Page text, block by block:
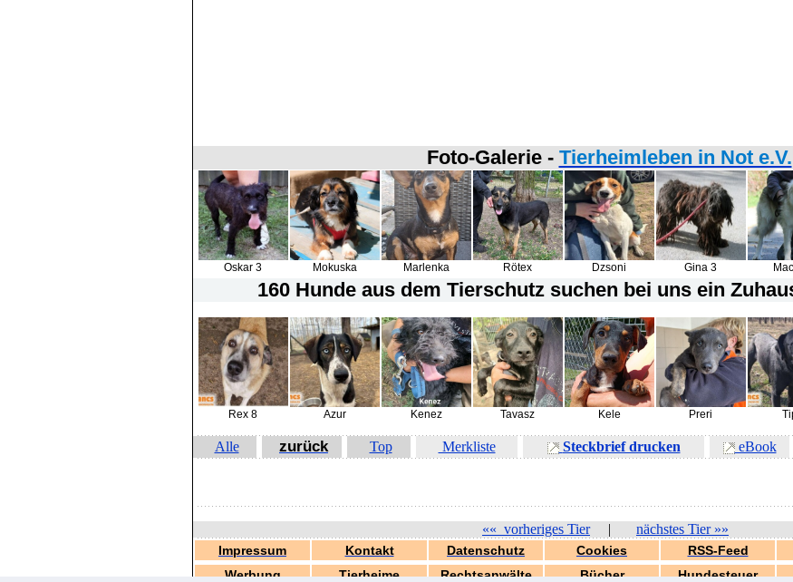
Foto-Galerie - Tierheimleben in Not e.V.
Oskar 3 Mokuska Marlenka Rötex Dzsoni Gina 3
160 Hunde aus dem Tierschutz suchen bei uns ein
Rex 8 Azur Kenez Tavasz Kele Preri
Alle zurück Top Merkliste Steckbrief drucken eBook
«« vorheriges Tier | nächstes Tier »»
Impressum Kontakt Datenschutz Cookies RSS-Feed
Werbung
Tierheime Rechtsanwälte Bücher Hundesteuer